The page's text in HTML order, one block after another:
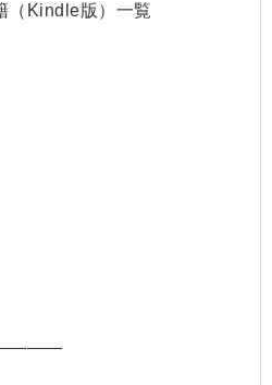
（Kindle版）一覧